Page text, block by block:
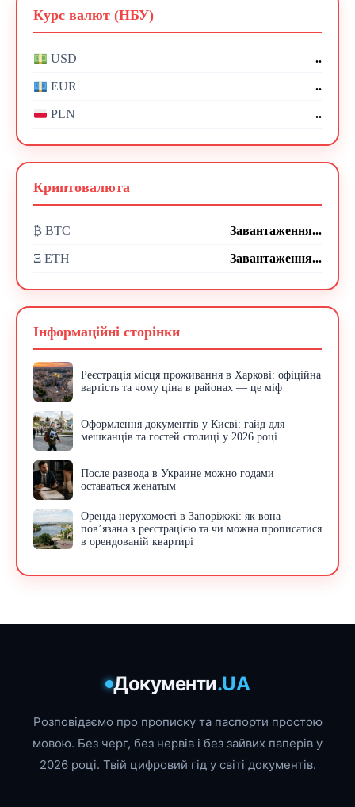
Курс валют (НБУ)
USD ..
EUR ..
PLN ..
Криптовалюта
₿ BTC Завантаження...
Ξ ETH Завантаження...
Інформаційні сторінки
Реєстрація місця проживання в Харкові: офіційна
вартість та чому ціна в районах — це міф
Оформлення документів у Києві: гайд для
мешканців та гостей столиці у 2026 році
После развода в Украине можно годами
оставаться женатым
Оренда нерухомості в Запоріжжі: як вона
пов’язана з реєстрацією та чи можна прописатися
в орендованій квартирі
Документи.UA
Розповідаємо про прописку та паспорти простою
мовою. Без черг, без нервів і без зайвих паперів у
2026 році. Твій цифровий гід у світі документів.